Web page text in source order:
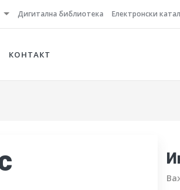
Дигитална библиотека Електронски
КОНТАКТ